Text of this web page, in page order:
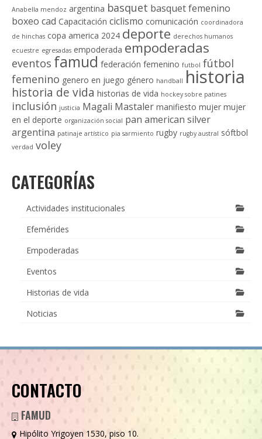
Anabella mendoz argentina basquet basquet femenino
boxeo cad Capacitación ciclismo comunicación coordinadora
de hinchas copa america 2024 deporte derechos humanos
ecuestre egresadas empoderada empoderadas
eventos famud federación femenino futbol fútbol
femenino genero en juego género handball historia
historia de vida historias de vida hockey sobre patines
inclusión justicia Magali Mastaler manifiesto mujer mujer
en el deporte organización social pan american silver
argentina patinaje artístico pia sarmiento rugby rugby austral sóftbol
verdad voley
CATEGORÍAS
Actividades institucionales
Efemérides
Empoderadas
Eventos
Historias de vida
Noticias
CONTACTO
FAMUD
Hipólito Yrigoyen 1530, piso 10.